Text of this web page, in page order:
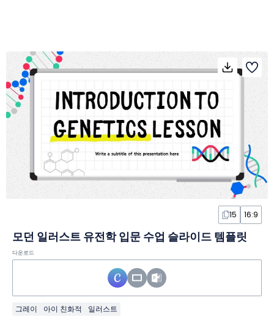
15 16:9
모던 일러스트 유전학 입문 수업 슬라이드 템플릿
다운로드
그레이 아이 친화적 일러스트